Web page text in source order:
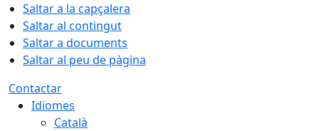
Saltar a la capçalera
Saltar al contingut
Saltar a documents
Saltar al peu de pàgina
Contactar
Idiomes
Català